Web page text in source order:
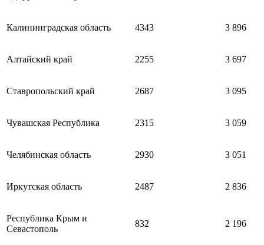
Калининградская область 4343 3 896
Алтайский край 2255 3 697
Ставропольский край 2687 3 095
Чувашская Республика 2315 3 059
Челябинская область 2930 3 051
Иркутская область 2487 2 836
Республика Крым и
Севастополь
832 2 196